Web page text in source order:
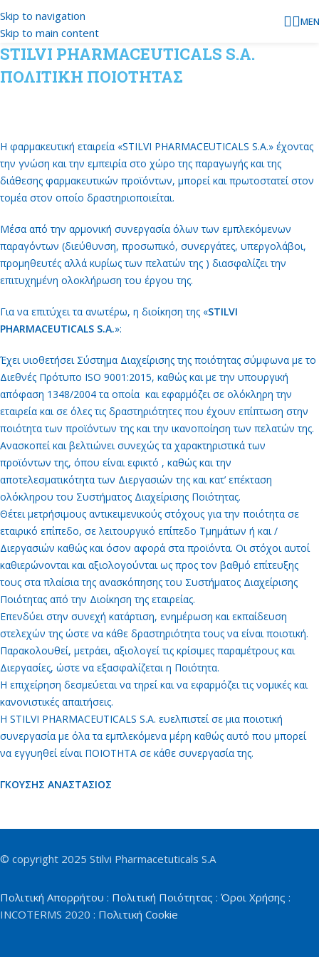
Skip to navigation
Skip to main content
STILVI PHARMACEUTICALS S.A.
ΠΟΛΙΤΙΚΗ ΠΟΙΟΤΗΤΑΣ
Η φαρμακευτική εταιρεία «STILVI PHARMACEUTICALS S.A.» έχοντας
την γνώση και την εμπειρία στο χώρο της παραγωγής και της
διάθεσης φαρμακευτικών προϊόντων, μπορεί και πρωτοστατεί στον
τομέα στον οποίο δραστηριοποιείται.
Μέσα από την αρμονική συνεργασία όλων των εμπλεκόμενων
παραγόντων (διεύθυνση, προσωπικό, συνεργάτες, υπεργολάβοι,
προμηθευτές αλλά κυρίως των πελατών της ) διασφαλίζει την
επιτυχημένη ολοκλήρωση του έργου της.
Για να επιτύχει τα ανωτέρω, η διοίκηση της «STILVI
PHARMACEUTICALS S.A.»:
Έχει υιοθετήσει Σύστημα Διαχείρισης της ποιότητας σύμφωνα με το
Διεθνές Πρότυπο ISO 9001:2015, καθώς και με την υπουργική
απόφαση 1348/2004τα οποία και εφαρμόζει σε ολόκληρη την
εταιρεία και σε όλες τις δραστηριότητες που έχουν επίπτωση στην
ποιότητα των προϊόντων της και την ικανοποίηση των πελατών της.
Ανασκοπεί και βελτιώνει συνεχώς τα χαρακτηριστικά των
προϊόντων της, όπου είναι εφικτό , καθώς και την
αποτελεσματικότητα των Διεργασιών της και κατ’ επέκταση
ολόκληρου του Συστήματος Διαχείρισης Ποιότητας.
Θέτει μετρήσιμους αντικειμενικούς στόχους για την ποιότητα σε
εταιρικό επίπεδο, σε λειτουργικό επίπεδο Τμημάτων ή και /
Διεργασιών καθώς και όσον αφορά στα προϊόντα. Οι στόχοι αυτοί
καθιερώνονται και αξιολογούνται ως προς τον βαθμό επίτευξης
τους στα πλαίσια της ανασκόπησης του Συστήματος Διαχείρισης
Ποιότητας από την Διοίκηση της εταιρείας.
Επενδύει στην συνεχή κατάρτιση, ενημέρωση και εκπαίδευση
στελεχών της ώστε να κάθε δραστηριότητα τους να είναι ποιοτική.
Παρακολουθεί, μετράει, αξιολογεί τις κρίσιμες παραμέτρους και
Διεργασίες, ώστε να εξασφαλίζεται η Ποιότητα.
Η επιχείρηση δεσμεύεται να τηρεί και να εφαρμόζει τις νομικές και
κανονιστικές απαιτήσεις.
Η STILVI PHARMACEUTICALS S.A. ευελπιστεί σε μια ποιοτική
συνεργασία με όλα τα εμπλεκόμενα μέρη καθώς αυτό που μπορεί
να εγγυηθεί είναι ΠΟΙΟΤΗΤΑ σε κάθε συνεργασία της.
ΓΚΟΥΣΗΣ ΑΝΑΣΤΑΣΙΟΣ
© copyright 2025 Stilvi Pharmacetuticals S.A
Πολιτική Απορρήτου : Πολιτική Ποιότητας : Όροι Χρήσης :
INCOTERMS 2020 : Πολιτική Cookie